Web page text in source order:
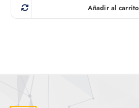
Añadir al carrito